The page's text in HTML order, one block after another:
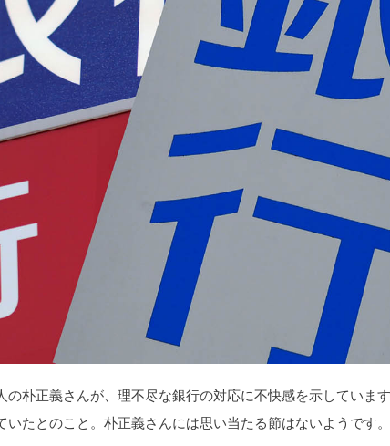
朴正義さんが、理不尽な銀行の対応に不快感を示しています
たとのこと。朴正義さんには思い当たる節はないようです